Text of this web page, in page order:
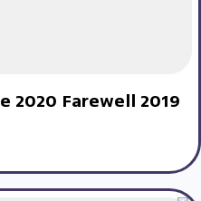
2020 Farewell 2019